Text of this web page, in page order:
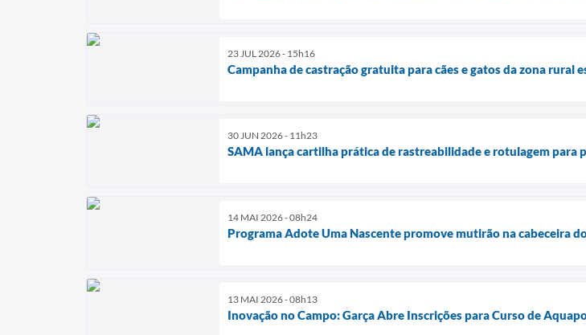
23 JUL 2026 - 15h16
Campanha de castração gratuita para cães e gatos da zona rural
30 JUN 2026 - 11h23
SAMA lança cartilha prática de rastreabilidade e rotulagem para
14 MAI 2026 - 08h24
Programa Adote Uma Nascente promove mutirão na cabeceira
13 MAI 2026 - 08h13
Inovação no Campo: Garça Abre Inscrições para Curso de